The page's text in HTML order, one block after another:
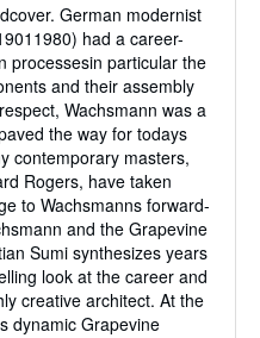
German modernist
had a career-
processesin particular the
and their assembly
Wachsmann was a
the way for todays
contemporary masters,
Rogers, have taken
to Wachsmanns forward-
and the Grapevine
Sumi synthesizes years
look at the career and
creative architect. At the
dynamic Grapevine